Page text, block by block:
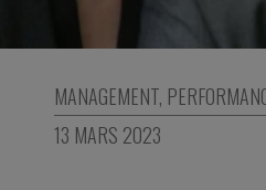
MANAGEMENT,
13 MARS 2023